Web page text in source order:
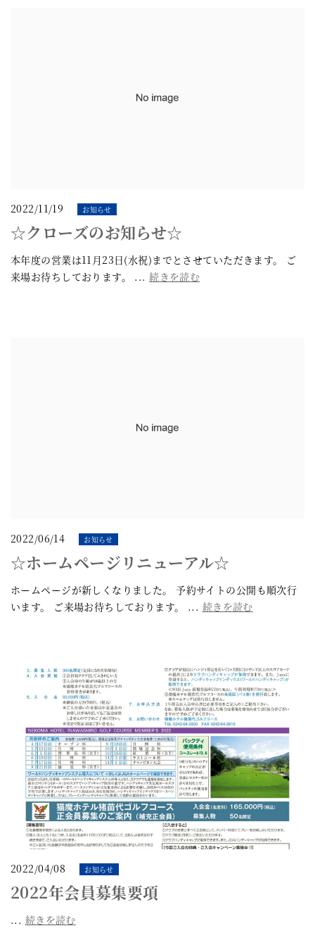
2022/11/19 お知らせ
☆クローズのお知らせ☆
本年度の営業は11月23日(水祝)までとさせていただきます。 ご
来場お待ちしております。 ...続きを読む
2022/06/14 お知らせ
☆ホームページリニューアル☆
ホームページが新しくなりました。 予約サイトの公開も順次行
います。 ご来場お待ちしております。 ... 続きを読む
2022/04/08 お知らせ
2022年会員募集要項
... 続きを読む